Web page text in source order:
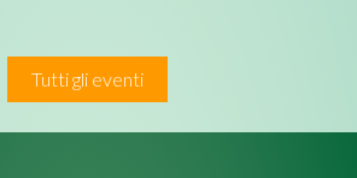
Tutti gli eventi